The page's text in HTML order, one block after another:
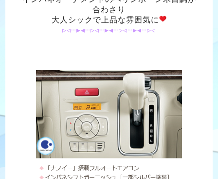
合わさり
大人シックで上品な雰囲気に
▹◃┄▸◂┄▹◃┄▸◂┄▹◃┄▸◂┄▹◃